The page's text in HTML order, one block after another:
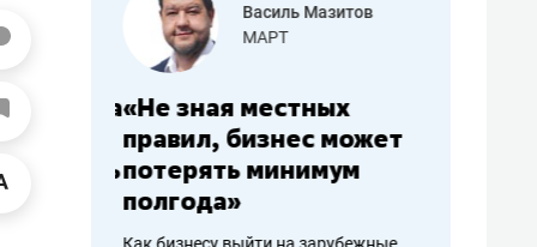
работа
Василь Мазитов
МАРТ
«Не зная местных
правил, бизнес может
потерять минимум
полгода»